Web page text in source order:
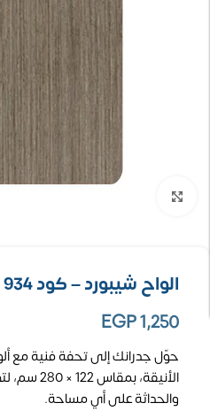
الواح شيبورد – كود 934
EGP1,250
حوّل جدرانك إلى تحفة فنية مع
الأنيقة،
والحداثة على أي مساحة.